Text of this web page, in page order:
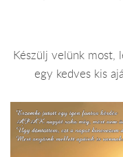
Készülj velünk most,
egy kedves kis